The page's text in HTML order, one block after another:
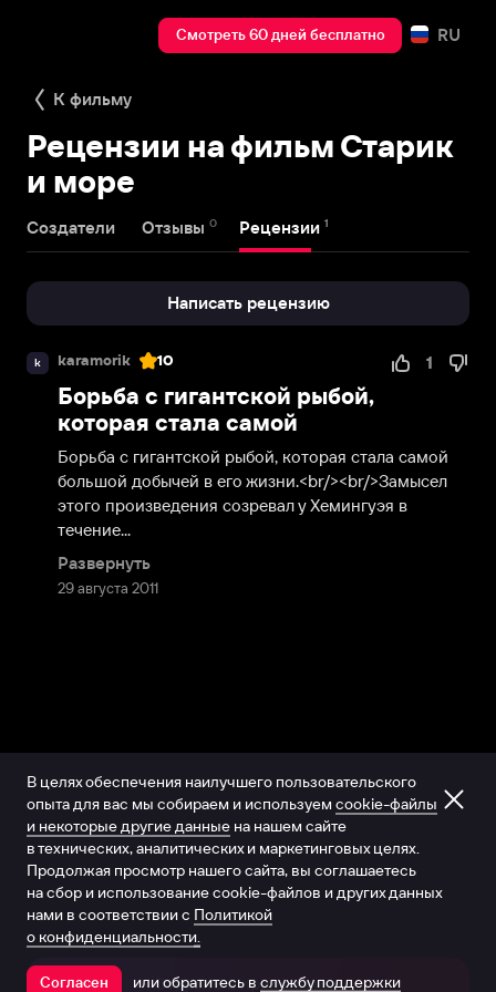
Смотреть 60 дней бесплатно RU
К фильму
Рецензии на фильм Старик
и море
Создатели Отзывы 0 Рецензии 1
Написать рецензию
k karamorik
29 августа 2011
10 1
Борьба с гигантской рыбой,
которая стала самой
Борьба с гигантской рыбой, которая стала самой
большой добычей в его жизни.<br/><br/>Замысел
этого произведения созревал у Хемингуэя в
течение...
Развернуть
Открыть в приложении
В целях обеспечения наилучшего пользовательского
опыта для вас мы собираем и используем cookie-файлы
и некоторые другие данные на нашем сайте
в технических, аналитических и маркетинговых целях.
Продолжая просмотр нашего сайта, вы соглашаетесь
на сбор и использование cookie-файлов и других данных
нами в соответствии с Политикой
о конфиденциальности.
Согласен или обратитесь в службу поддержки